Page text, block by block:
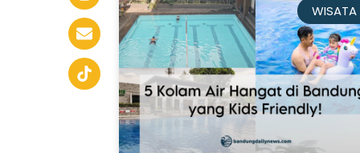
WISATA